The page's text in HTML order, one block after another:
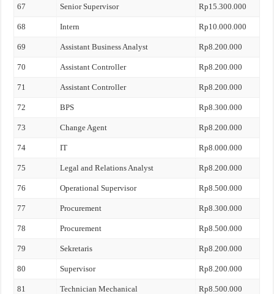
67 Senior Supervisor Rp15.300.000
68 Intern Rp10.000.000
69 Assistant Business Analyst Rp8.200.000
70 Assistant Controller Rp8.200.000
71 Assistant Controller Rp8.200.000
72 BPS Rp8.300.000
73 Change Agent Rp8.200.000
74 IT Rp8.000.000
75 Legal and Relations Analyst Rp8.200.000
76 Operational Supervisor Rp8.500.000
77 Procurement Rp8.300.000
78 Procurement Rp8.500.000
79 Sekretaris Rp8.200.000
80 Supervisor Rp8.200.000
81 Technician Mechanical Rp8.500.000